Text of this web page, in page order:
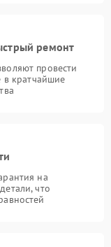
ремонт
провести
в кратчайшие
на
что